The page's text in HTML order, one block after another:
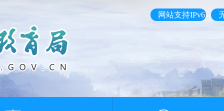
网站支持IPv6